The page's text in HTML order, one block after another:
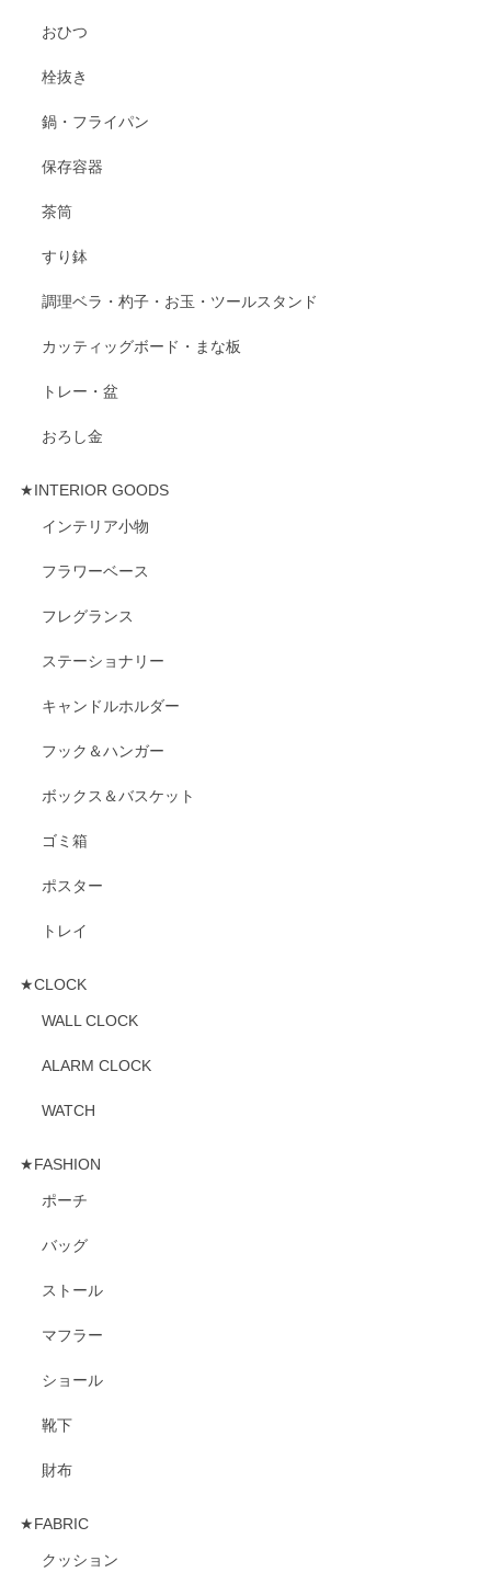
おひつ
栓抜き
鍋・フライパン
保存容器
茶筒
すり鉢
調理ベラ・杓子・お玉・ツールスタンド
カッティッグボード・まな板
トレー・盆
おろし金
★INTERIOR GOODS
インテリア小物
フラワーベース
フレグランス
ステーショナリー
キャンドルホルダー
フック＆ハンガー
ボックス＆バスケット
ゴミ箱
ポスター
トレイ
★CLOCK
WALL CLOCK
ALARM CLOCK
WATCH
★FASHION
ポーチ
バッグ
ストール
マフラー
ショール
靴下
財布
★FABRIC
クッション